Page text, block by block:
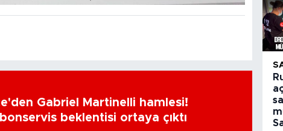
Gabriel Martinelli hamlesi!
beklentisi ortaya çıktı